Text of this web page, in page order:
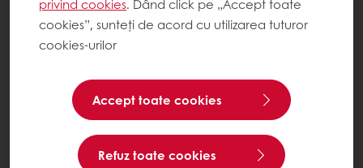
privind cookies. Dând click pe „Accept toate
cookies”, sunteți de acord cu utilizarea tuturor
cookies-urilor
Accept toate cookies
Refuz toate cookies